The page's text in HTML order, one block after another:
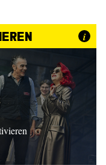
i